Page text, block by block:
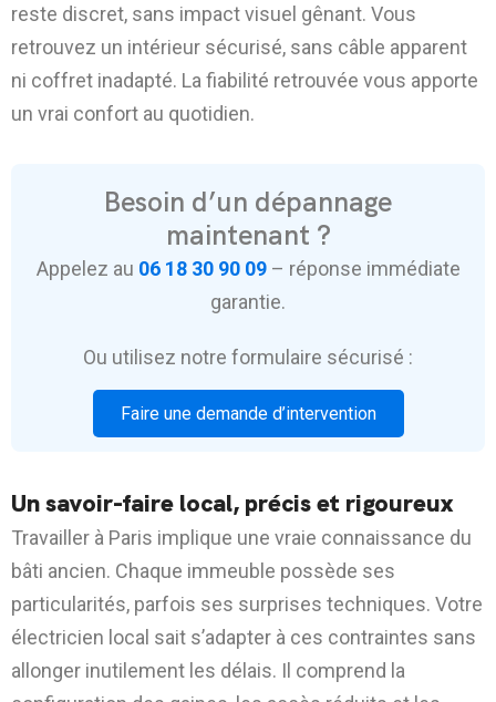
reste discret, sans impact visuel gênant. Vous
retrouvez un intérieur sécurisé, sans câble apparent
ni coffret inadapté. La fiabilité retrouvée vous apporte
un vrai confort au quotidien.
Besoin d’un dépannage
maintenant ?
Appelez au 06 18 30 90 09– réponse immédiate
garantie.
Ou utilisez notre formulaire sécurisé :
Faire une demande d’intervention
Un savoir-faire local, précis et rigoureux
Travailler à Paris implique une vraie connaissance du
bâti ancien. Chaque immeuble possède ses
particularités, parfois ses surprises techniques. Votre
électricien local sait s’adapter à ces contraintes sans
allonger inutilement les délais. Il comprend la